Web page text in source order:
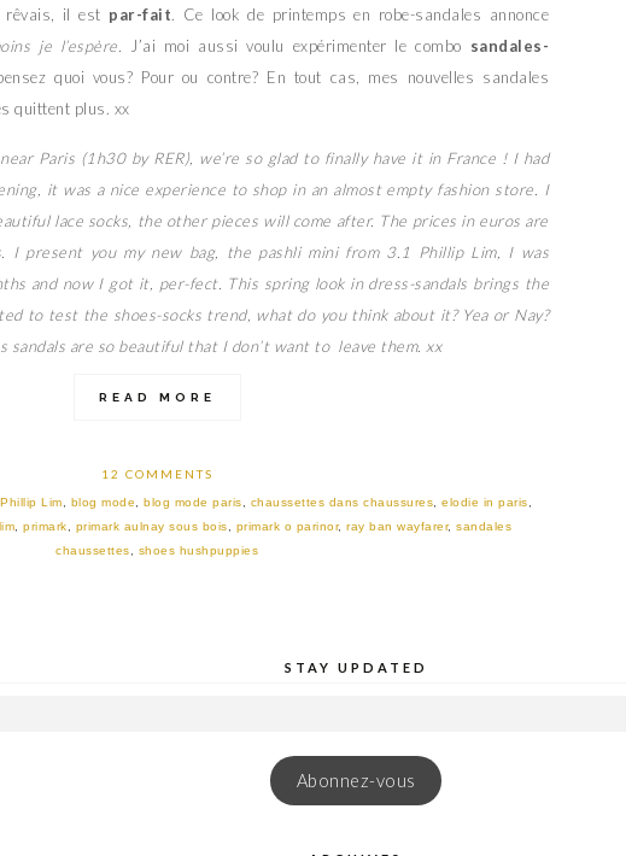
rêvais, il est par-fait. Ce look de printemps en robe-sandales annonce
je l’espère. J’ai moi aussi voulu expérimenter le combo sandales-
quoi vous? Pour ou contre? En tout cas, mes nouvelles sandales
quittent plus. xx
Paris (1h30 by RER), we’re so glad to finally have it in France ! I had
it was a nice experience to shop in an almost empty fashion store. I
lace socks, the other pieces will come after. The prices in euros are
I present you my new bag, the pashli mini from 3.1 Phillip Lim, I was
and now I got it, per-fect. This spring look in dress-sandals brings the
to test the shoes-socks trend, what do you think about it? Yea or Nay?
sandals are so beautiful that I don’t want to leave them. xx
READ MORE
12 COMMENTS
Lim blog mode blog mode paris chaussettes dans chaussures elodie in paris
primark primark aulnay sous bois primark o parinor, ray ban wayfarer, sandales
chaussettes
shoes hushpuppies
STAY UPDATED
Abonnez-vous